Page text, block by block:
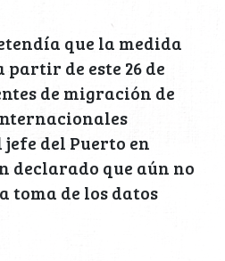
que la medida
de este 26 de
de migración de
del Puerto en
declarado que aún no
toma de los datos